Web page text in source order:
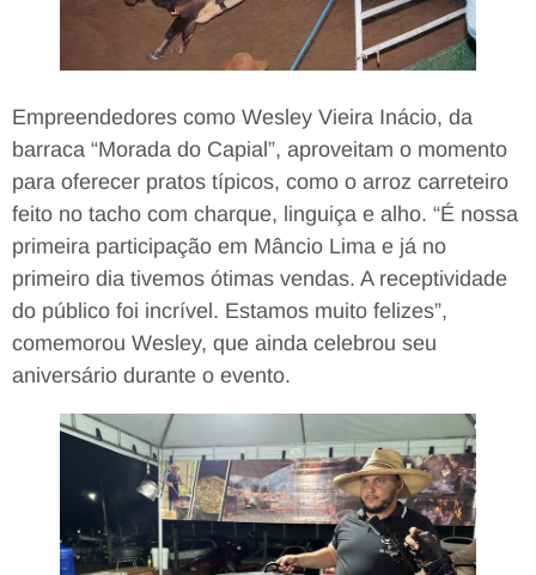
Empreendedores como Wesley Vieira Inácio, da
barraca “Morada do Capial”, aproveitam o momento
para oferecer pratos típicos, como o arroz carreteiro
feito no tacho com charque, linguiça e alho. “É nossa
primeira participação em Mâncio Lima e já no
primeiro dia tivemos ótimas vendas. A receptividade
do público foi incrível. Estamos muito felizes”,
comemorou Wesley, que ainda celebrou seu
aniversário durante o evento.